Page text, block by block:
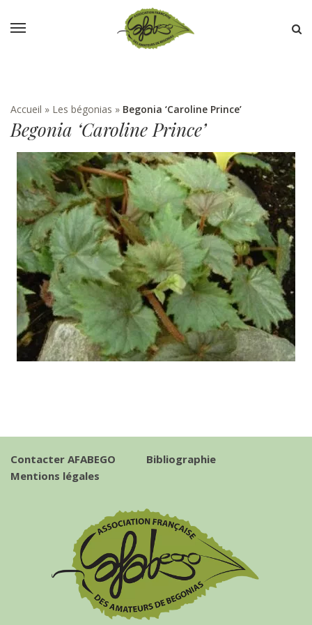
Accueil » Les bégonias » Begonia ‘Caroline Prince’
Begonia ‘Caroline Prince’
Contacter AFABEGO
Bibliographie
Mentions légales